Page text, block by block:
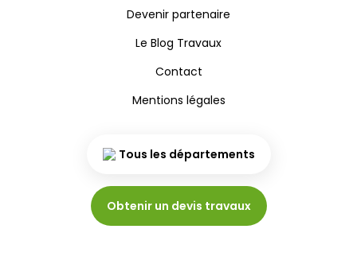
Devenir partenaire
Le Blog Travaux
Contact
Mentions légales
Tous les départements
Obtenir un devis travaux